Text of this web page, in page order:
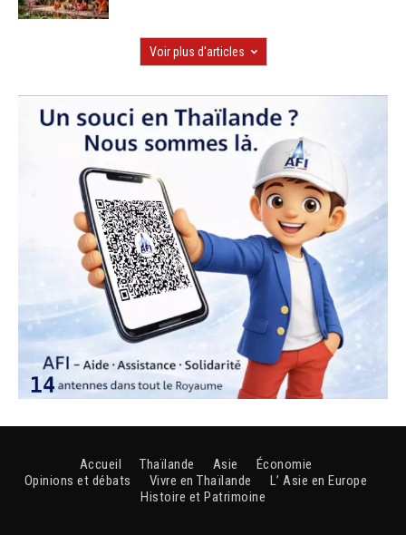
Voir plus d'articles
Accueil Thaïlande Asie
Économie
Opinions et débats
Vivre en Thaïlande
L’ Asie en Europe
Histoire et Patrimoine